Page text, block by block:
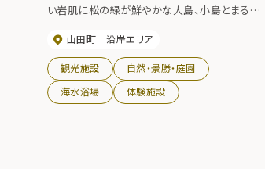
い岩肌に松の緑が鮮やかな大島、小島とまるで
た山田湾。
山田町 沿岸エリア
観光施設
自然・景勝・庭園
海水浴場
体験施設